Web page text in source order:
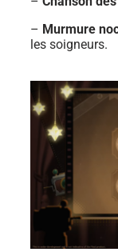
– Murmure
les soigneurs.